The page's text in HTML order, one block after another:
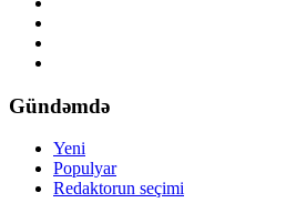
Gündəmdə
Yeni
Populyar
Redaktorun seçimi